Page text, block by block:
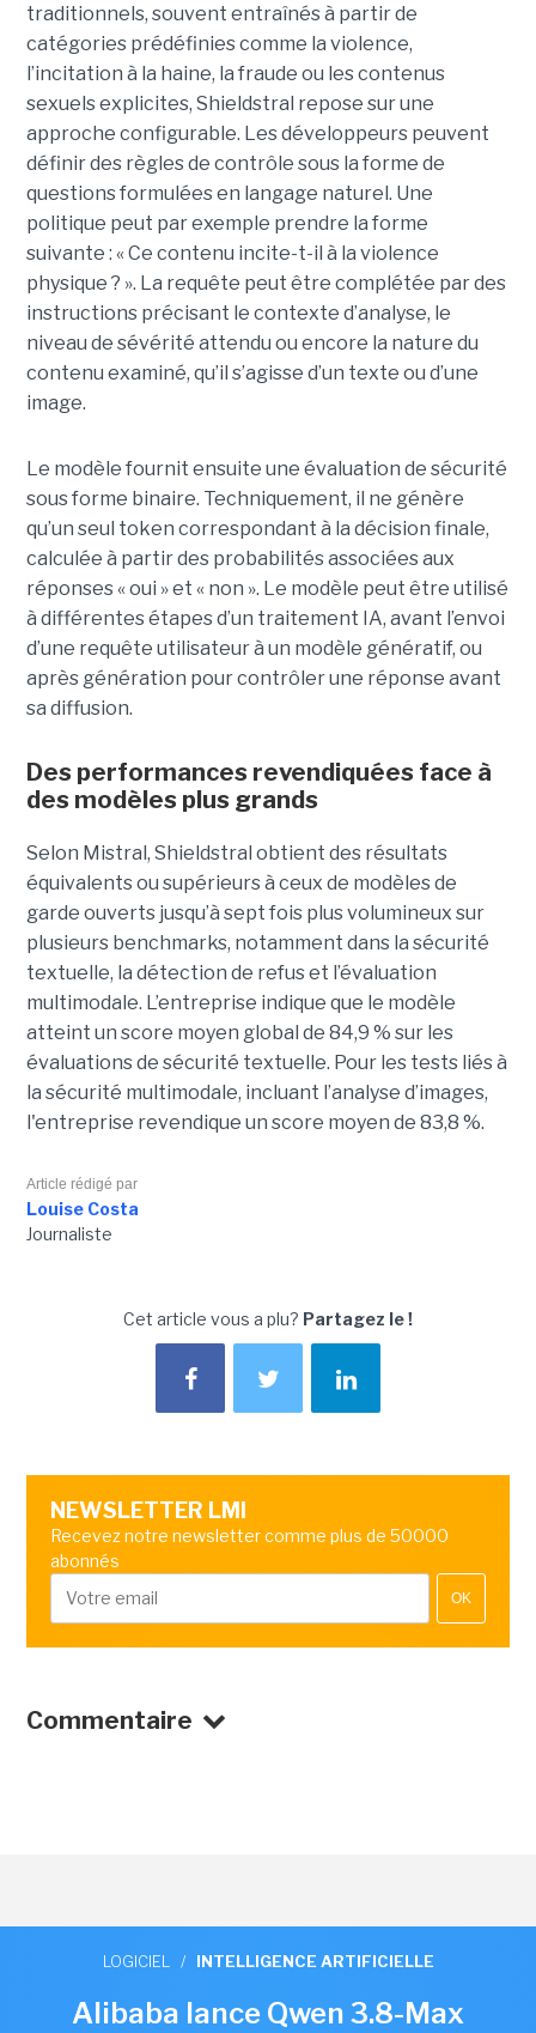
traditionnels, souvent entraînés à partir de
catégories prédéfinies comme la violence,
l’incitation à la haine, la fraude ou les contenus
sexuels explicites, Shieldstral repose sur une
approche configurable. Les développeurs peuvent
définir des règles de contrôle sous la forme de
questions formulées en langage naturel. Une
politique peut par exemple prendre la forme
suivante : « Ce contenu incite-t-il à la violence
physique ? ». La requête peut être complétée par des
instructions précisant le contexte d’analyse, le
niveau de sévérité attendu ou encore la nature du
contenu examiné, qu’il s’agisse d’un texte ou d’une
image.
Le modèle fournit ensuite une évaluation de sécurité
sous forme binaire. Techniquement, il ne génère
qu’un seul token correspondant à la décision finale,
calculée à partir des probabilités associées aux
réponses « oui » et « non ». Le modèle peut être utilisé
à différentes étapes d’un traitement IA, avant l’envoi
d’une requête utilisateur à un modèle génératif, ou
après génération pour contrôler une réponse avant
sa diffusion.
Des performances revendiquées face à
des modèles plus grands
Selon Mistral, Shieldstral obtient des résultats
équivalents ou supérieurs à ceux de modèles de
garde ouverts jusqu’à sept fois plus volumineux sur
plusieurs benchmarks, notamment dans la sécurité
textuelle, la détection de refus et l’évaluation
multimodale. L’entreprise indique que le modèle
atteint un score moyen global de 84,9 % sur les
évaluations de sécurité textuelle. Pour les tests liés à
la sécurité multimodale, incluant l’analyse d’images,
l'entreprise revendique un score moyen de 83,8 %.
Article rédigé par
Louise Costa
Journaliste
Cet article vous a plu? Partagez le !
NEWSLETTER LMI
Recevez notre newsletter comme plus de 50000
abonnés
OK
Commentaire
LOGICIEL / INTELLIGENCE ARTIFICIELLE
Alibaba lance Qwen 3.8-Max